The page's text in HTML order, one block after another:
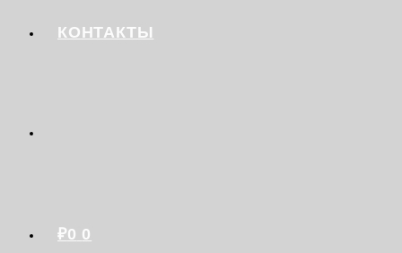
КОНТАКТЫ
₽0 0